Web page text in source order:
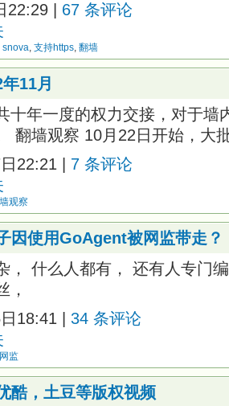
22:29 | 67 条评论
snova, 支持https, 翻墙
11月
十年一度的权力交接，对于墙
翻墙观察 10月22日开始，大
22:21 | 7 条评论
观察
因使用GoAgent被网监带走？
， 什么人都有， 还有人专门
，
18:41 | 34 条评论
网监
酷，土豆等版权视频